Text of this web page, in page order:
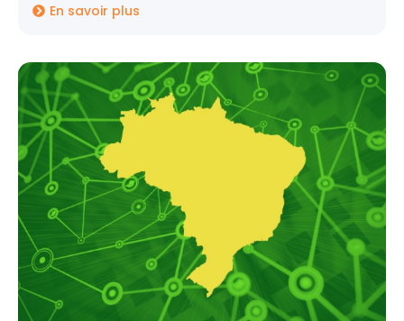
En savoir plus